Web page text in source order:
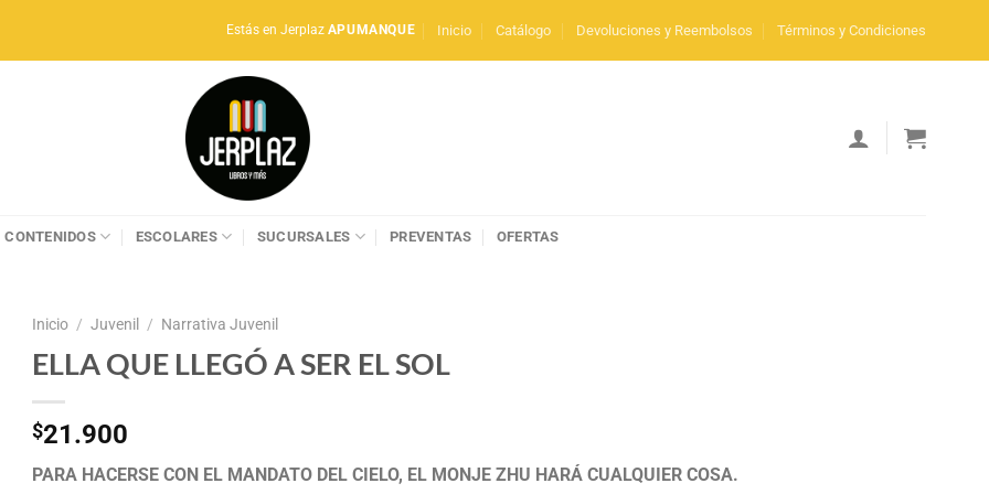
Estás en Jerplaz APUMANQUE Inicio Catálogo Devoluciones y Reembolsos Términos y Condiciones
CONTENIDOS ESCOLARES SUCURSALES PREVENTAS OFERTAS
Inicio / Juvenil / Narrativa Juvenil
ELLA QUE LLEGÓ A SER EL SOL
$21.900
PARA HACERSE CON EL MANDATO DEL CIELO, EL MONJE ZHU HARÁ CUALQUIER COSA.